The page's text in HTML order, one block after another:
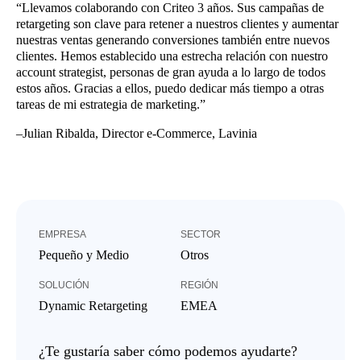
EMPRESA
Pequeño y Medio
SECTOR
Otros
SOLUCIÓN
Dynamic Retargeting
REGIÓN
EMEA
¿Te gustaría saber cómo podemos ayudarte?
“Llevamos colaborando con Criteo 3 años. Sus campañas de
retargeting son clave para retener a nuestros clientes y aumentar
nuestras ventas generando conversiones también entre nuevos
clientes. Hemos establecido una estrecha relación con nuestro
account strategist, personas de gran ayuda a lo largo de todos
estos años. Gracias a ellos, puedo dedicar más tiempo a otras
tareas de mi estrategia de marketing.”
–Julian Ribalda, Director e-Commerce, Lavinia